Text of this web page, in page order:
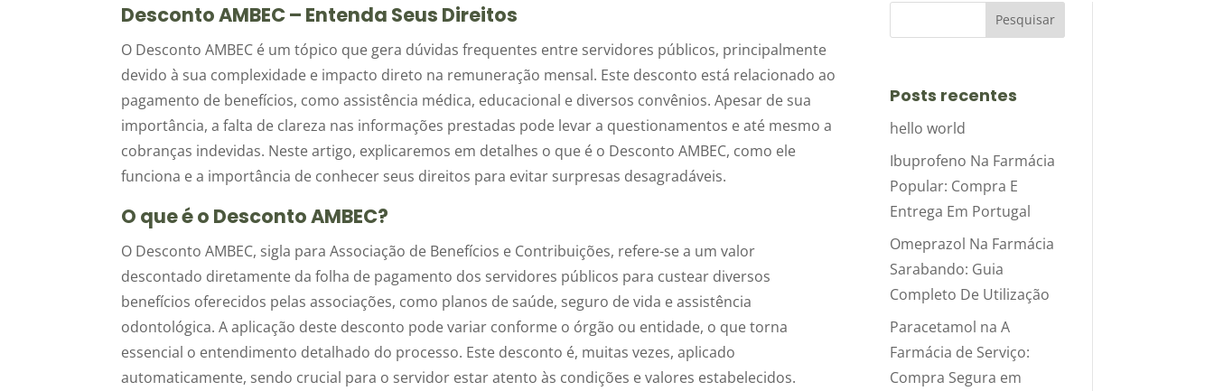
Desconto AMBEC – Entenda Seus Direitos
O Desconto AMBEC é um tópico que gera dúvidas frequentes entre servidores públicos, principalmente
devido à sua complexidade e impacto direto na remuneração mensal. Este desconto está relacionado ao
pagamento de benefícios, como assistência médica, educacional e diversos convênios. Apesar de sua
importância, a falta de clareza nas informações prestadas pode levar a questionamentos e até mesmo a
cobranças indevidas. Neste artigo, explicaremos em detalhes o que é o Desconto AMBEC, como ele
funciona e a importância de conhecer seus direitos para evitar surpresas desagradáveis.
O que é o Desconto AMBEC?
O Desconto AMBEC, sigla para Associação de Benefícios e Contribuições, refere-se a um valor
descontado diretamente da folha de pagamento dos servidores públicos para custear diversos
benefícios oferecidos pelas associações, como planos de saúde, seguro de vida e assistência
odontológica. A aplicação deste desconto pode variar conforme o órgão ou entidade, o que torna
essencial o entendimento detalhado do processo. Este desconto é, muitas vezes, aplicado
automaticamente, sendo crucial para o servidor estar atento às condições e valores estabelecidos.
Posts recentes
hello world
Ibuprofeno Na Farmácia
Popular: Compra E
Entrega Em Portugal
Omeprazol Na Farmácia
Sarabando: Guia
Completo De Utilização
Paracetamol na A
Farmácia de Serviço:
Compra Segura em